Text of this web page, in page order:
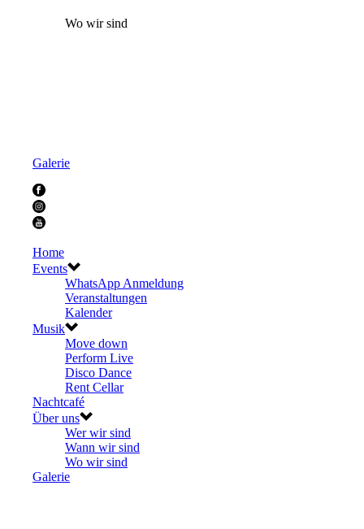
Wo wir sind
Galerie
Home
Events
WhatsApp Anmeldung
Veranstaltungen
Kalender
Musik
Move down
Perform Live
Disco Dance
Rent Cellar
Nachtcafé
Über uns
Wer wir sind
Wann wir sind
Wo wir sind
Galerie